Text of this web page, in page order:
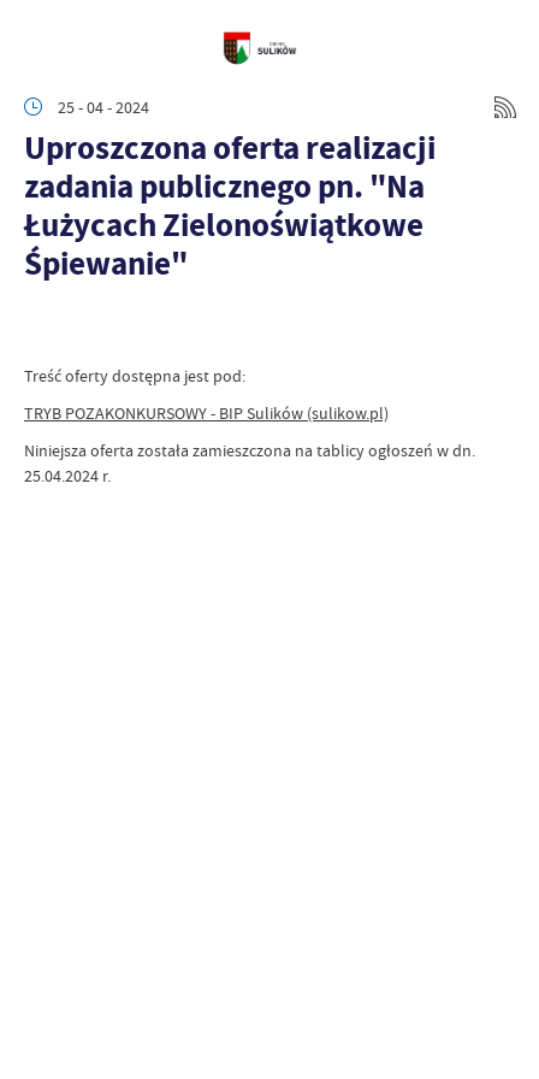
25 - 04 - 2024
Uproszczona oferta realizacji
zadania publicznego pn. "Na
Łużycach Zielonoświątkowe
Śpiewanie"
Treść oferty dostępna jest pod:
TRYB POZAKONKURSOWY - BIP Sulików (sulikow.pl)
Niniejsza oferta została zamieszczona na tablicy ogłoszeń w dn.
25.04.2024 r.